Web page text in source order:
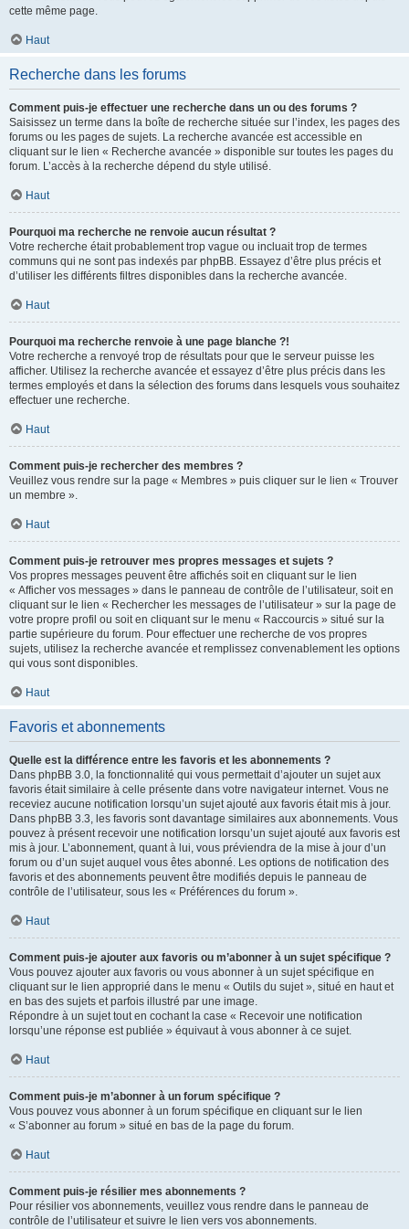
cette même page.
Haut
Recherche dans les forums
Comment puis-je effectuer une recherche dans un ou des forums ?
Saisissez un terme dans la boîte de recherche située sur l’index, les pages des
forums ou les pages de sujets. La recherche avancée est accessible en
cliquant sur le lien « Recherche avancée » disponible sur toutes les pages du
forum. L’accès à la recherche dépend du style utilisé.
Haut
Pourquoi ma recherche ne renvoie aucun résultat ?
Votre recherche était probablement trop vague ou incluait trop de termes
communs qui ne sont pas indexés par phpBB. Essayez d’être plus précis et
d’utiliser les différents filtres disponibles dans la recherche avancée.
Haut
Pourquoi ma recherche renvoie à une page blanche ?!
Votre recherche a renvoyé trop de résultats pour que le serveur puisse les
afficher. Utilisez la recherche avancée et essayez d’être plus précis dans les
termes employés et dans la sélection des forums dans lesquels vous souhaitez
effectuer une recherche.
Haut
Comment puis-je rechercher des membres ?
Veuillez vous rendre sur la page « Membres » puis cliquer sur le lien « Trouver
un membre ».
Haut
Comment puis-je retrouver mes propres messages et sujets ?
Vos propres messages peuvent être affichés soit en cliquant sur le lien
« Afficher vos messages » dans le panneau de contrôle de l’utilisateur, soit en
cliquant sur le lien « Rechercher les messages de l’utilisateur » sur la page de
votre propre profil ou soit en cliquant sur le menu « Raccourcis » situé sur la
partie supérieure du forum. Pour effectuer une recherche de vos propres
sujets, utilisez la recherche avancée et remplissez convenablement les options
qui vous sont disponibles.
Haut
Favoris et abonnements
Quelle est la différence entre les favoris et les abonnements ?
Dans phpBB 3.0, la fonctionnalité qui vous permettait d’ajouter un sujet aux
favoris était similaire à celle présente dans votre navigateur internet. Vous ne
receviez aucune notification lorsqu’un sujet ajouté aux favoris était mis à jour.
Dans phpBB 3.3, les favoris sont davantage similaires aux abonnements. Vous
pouvez à présent recevoir une notification lorsqu’un sujet ajouté aux favoris est
mis à jour. L’abonnement, quant à lui, vous préviendra de la mise à jour d’un
forum ou d’un sujet auquel vous êtes abonné. Les options de notification des
favoris et des abonnements peuvent être modifiés depuis le panneau de
contrôle de l’utilisateur, sous les « Préférences du forum ».
Haut
Comment puis-je ajouter aux favoris ou m’abonner à un sujet spécifique ?
Vous pouvez ajouter aux favoris ou vous abonner à un sujet spécifique en
cliquant sur le lien approprié dans le menu « Outils du sujet », situé en haut et
en bas des sujets et parfois illustré par une image.
Répondre à un sujet tout en cochant la case « Recevoir une notification
lorsqu’une réponse est publiée » équivaut à vous abonner à ce sujet.
Haut
Comment puis-je m’abonner à un forum spécifique ?
Vous pouvez vous abonner à un forum spécifique en cliquant sur le lien
« S’abonner au forum » situé en bas de la page du forum.
Haut
Comment puis-je résilier mes abonnements ?
Pour résilier vos abonnements, veuillez vous rendre dans le panneau de
contrôle de l’utilisateur et suivre le lien vers vos abonnements.